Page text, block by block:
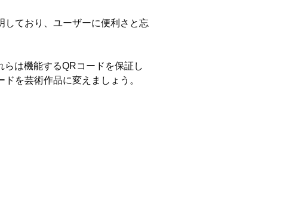
しており、ユーザーに便利さと忘
は機能するQRコードを保証し
を芸術作品に変えましょう。